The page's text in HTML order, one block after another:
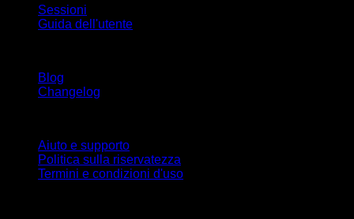
Sessioni
Guida dell'utente
Blog
Changelog
Aiuto e supporto
Politica sulla riservatezza
Termini e condizioni d'uso